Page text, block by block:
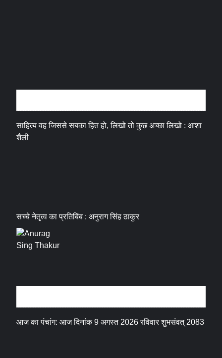
साहित्य वह जिससे सबका हित हो, लिखो तो कुछ अच्छा लिखो : आशा
शैली
सच्चे नेतृत्व का प्रतिबिंब : अनुराग सिंह ठाकुर
आज का पंचांग: आज दिनांक 9 अगस्त 2026 रविवार शुभसंवत् 2083